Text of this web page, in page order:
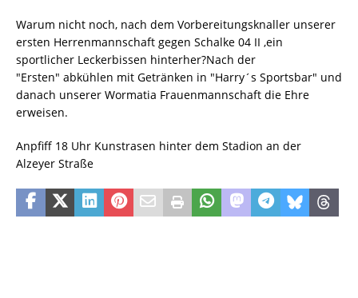
Warum nicht noch, nach dem Vorbereitungsknaller unserer
ersten Herrenmannschaft gegen Schalke 04 II ,ein
sportlicher Leckerbissen hinterher?Nach der
"Ersten" abkühlen mit Getränken in "Harry´s Sportsbar" und
danach unserer Wormatia Frauenmannschaft die Ehre
erweisen.
Anpfiff 18 Uhr Kunstrasen hinter dem Stadion an der
Alzeyer Straße